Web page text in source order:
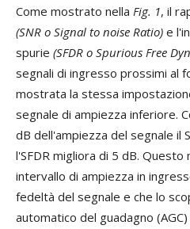
Come mostrato nella Fig. 1, il
(SNR o Signal to noise Ratio) e
spurie (SFDR o Spurious Free
segnali di ingresso prossimi al
mostrata la stessa
segnale di ampiezza inferiore.
dB dell'ampiezza del segnale il
l'SFDR migliora di 5 dB.
intervallo di ampiezza in
fedeltà del segnale e che lo
automatico del guadagno